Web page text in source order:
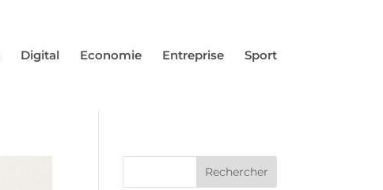
Digital Economie Entreprise Sport